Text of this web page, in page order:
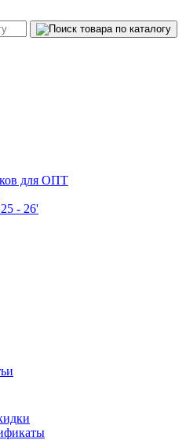
для ОПТ
- 26'